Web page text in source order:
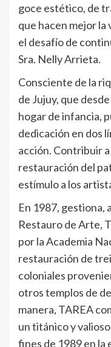
goce estético, de
que hacen mejor la
el desafío de
Sra. Nelly Arrieta.
Consciente de la
de Jujuy, que
hogar de infancia,
dedicación en dos
acción. Contribuir
restauración del
estímulo a los
En 1987, gestiona,
Restauro de Arte,
por la Academia
restauración de
coloniales
otros templos de
manera, TAREA
un titánico y
fines de 1989 en la